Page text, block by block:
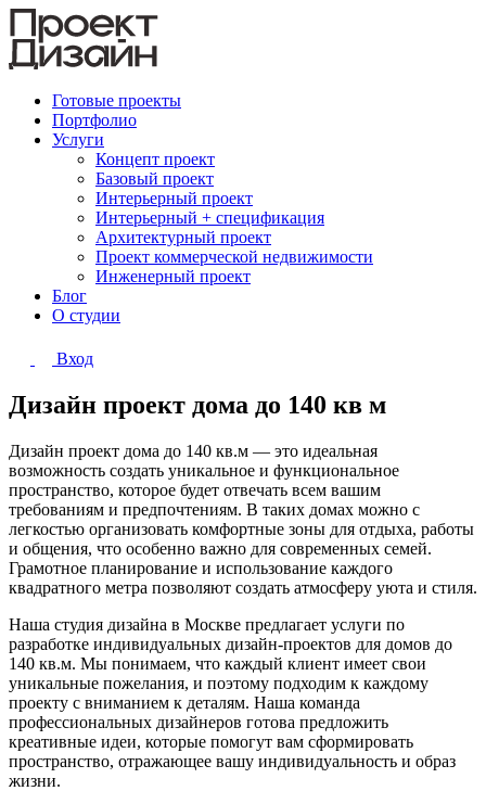
Готовые проекты
Портфолио
Услуги
Концепт проект
Базовый проект
Интерьерный проект
Интерьерный + спецификация
Архитектурный проект
Проект коммерческой недвижимости
Инженерный проект
Блог
О студии
Вход
Дизайн проект дома до 140 кв м
Дизайн проект дома до 140 кв.м — это идеальная
возможность создать уникальное и функциональное
пространство, которое будет отвечать всем вашим
требованиям и предпочтениям. В таких домах можно с
легкостью организовать комфортные зоны для отдыха, работы
и общения, что особенно важно для современных семей.
Грамотное планирование и использование каждого
квадратного метра позволяют создать атмосферу уюта и стиля.
Наша студия дизайна в Москве предлагает услуги по
разработке индивидуальных дизайн-проектов для домов до
140 кв.м. Мы понимаем, что каждый клиент имеет свои
уникальные пожелания, и поэтому подходим к каждому
проекту с вниманием к деталям. Наша команда
профессиональных дизайнеров готова предложить
креативные идеи, которые помогут вам сформировать
пространство, отражающее вашу индивидуальность и образ
жизни.